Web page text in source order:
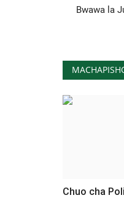
Bwawa la
Chuo cha